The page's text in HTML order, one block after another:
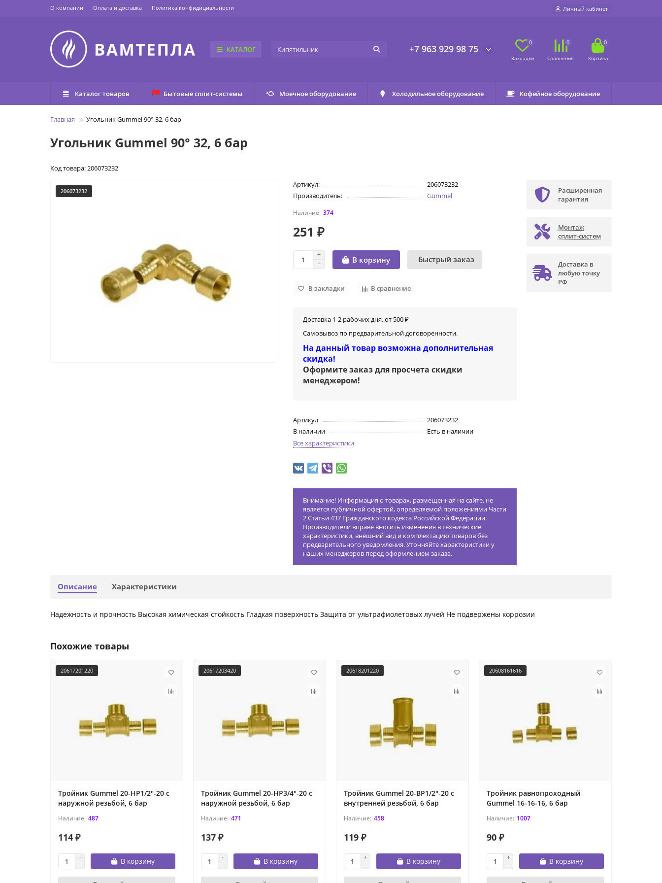
О компании Оплата и доставка Политика конфидициальности Личный кабинет
КАТАЛОГ +7 963 929 98 75
0 0 0
Каталог товаров Бытовые сплит-системы Моечное оборудование Холодильное оборудование Кофейное оборудование
Главная Угольник Gummel 90° 32, 6 бар
Угольник Gummel 90° 32, 6 бар
Код товара: 206073232
206073232
Артикул:
206073232
Производитель:
Gummel
374
251 ₽
В корзину Быстрый заказ
В закладки В сравнение
Доставка 1-2 рабочих дня, от 500 ₽
Самовывоз по предварительной договоренности.
На данный товар возможна дополнительная
скидка!
Оформите заказ для просчета скидки
менеджером!
Артикул
206073232
В наличии
Есть в наличии
Все характеристики
Внимание! Информация о товарах, размещенная на сайте, не
является публичной офертой, определяемой положениями Части
2 Статьи 437 Гражданского кодекса Российской Федерации.
Производители вправе вносить изменения в технические
характеристики, внешний вид и комплектацию товаров без
предварительного уведомления. Уточняйте характеристики у
наших менеджеров перед оформлением заказа.
Расширенная
гарантия
Монтаж
сплит-систем
Доставка в
любую точку
РФ
Описание Характеристики
Надежность и прочность Высокая химическая стойкость Гладкая поверхность Защита от ультрафиолетовых лучей Не подвержены коррозии
Похожие товары
20617201220
Тройник Gummel 20-НР1/2"-20 с
наружной резьбой, 6 бар
487
114 ₽
В корзину
20617203420
Тройник Gummel 20-НР3/4"-20 с
наружной резьбой, 6 бар
471
137 ₽
В корзину
20618201220
Тройник Gummel 20-ВР1/2"-20 с
внутренней резьбой, 6 бар
458
119 ₽
В корзину
20608161616
Тройник равнопроходный
Gummel 16-16-16, 6 бар
1007
90 ₽
В корзину